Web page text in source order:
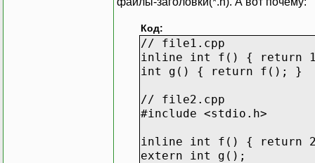
Код:
// file1.cpp
inline int f() { return
int g() { return f(); }
// file2.cpp
#include <stdio.h>
inline int f() { return 2; }
extern int g();